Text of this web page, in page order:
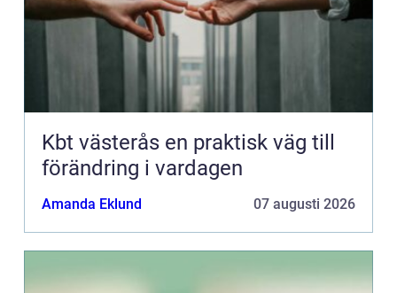
Kbt västerås en praktisk väg till
förändring i vardagen
Amanda Eklund 07 augusti 2026